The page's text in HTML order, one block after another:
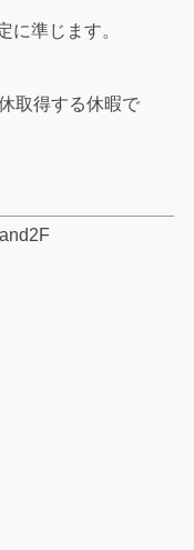
に準じます。
取得する休暇で